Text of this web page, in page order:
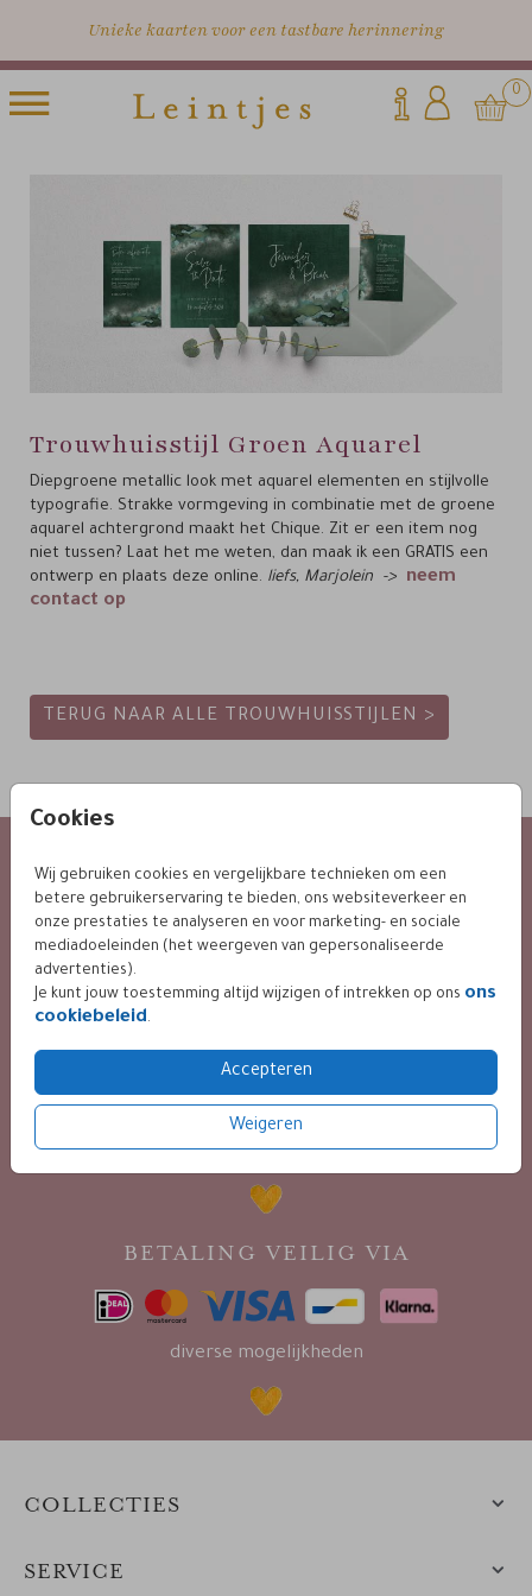
Unieke kaarten voor een tastbare herinnering
0
Cookies
Wij gebruiken cookies en vergelijkbare technieken om een
betere gebruikerservaring te bieden, ons websiteverkeer en
onze prestaties te analyseren en voor marketing- en sociale
mediadoeleinden (het weergeven van gepersonaliseerde
advertenties).
Je kunt jouw toestemming altijd wijzigen of intrekken op ons ons
cookiebeleid.
Accepteren
Weigeren
Trouwhuisstijl Groen Aquarel
Diepgroene metallic look met aquarel elementen en stijlvolle
typografie. Strakke vormgeving in combinatie met de groene
aquarel achtergrond maakt het Chique. Zit er een item nog
niet tussen? Laat het me weten, dan maak ik een GRATIS een
ontwerp en plaats deze online. liefs, Marjolein -> neem
contact op
TERUG NAAR ALLE TROUWHUISSTIJLEN >
24 / 7 bereikbaar
via mail :
info@leintjes.nl
KLANTWAARDERING
9.4 / 10 op basis van 400+ reviews
BETALING VEILIG VIA
diverse mogelijkheden
COLLECTIES
SERVICE